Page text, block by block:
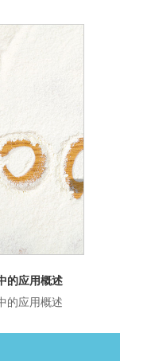
的应用概述
的应用概述